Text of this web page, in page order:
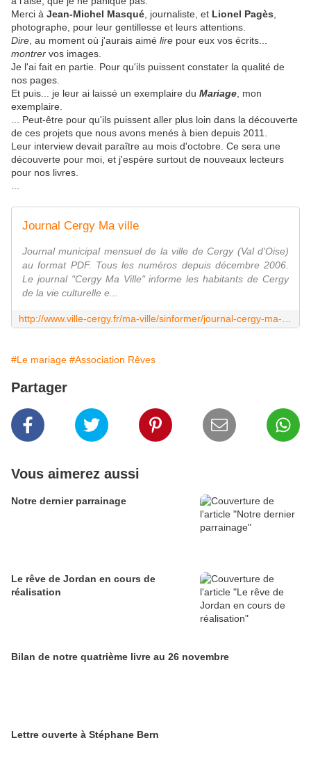
Merci à Jean-Michel Masqué , journaliste, et Lionel Pagès
photographe, pour leur gentillesse et leurs attentions.
Dire , au moment où j'aurais aimé lire pour eux vos écrits...
montrer vos images.
Je l'ai fait en partie. Pour qu'ils puissent constater la qualité de
nos pages.
Et puis... je leur ai laissé un exemplaire du Mariage , mon
exemplaire.
... Peut-être pour qu'ils puissent aller plus loin dans la découverte
de ces projets que nous avons menés à bien depuis 2011.
Leur interview devait paraître au mois d'octobre. Ce sera une
découverte pour moi, et j'espère surtout de nouveaux lecteurs
pour nos livres.
Journal Cergy Ma ville
Journal municipal mensuel de la ville de Cergy (Val d'Oise)
au format PDF. Tous les numéros depuis décembre 2006.
Le journal "Cergy Ma Ville" informe les habitants de Cergy
de la vie culturelle e...
#Le mariage #Association Rêves
Partager
Vous aimerez aussi
Notre dernier parrainage
Le rêve de Jordan en cours de
réalisation
Bilan de notre quatrième livre au 26 novembre
Lettre ouverte à Stéphane Bern